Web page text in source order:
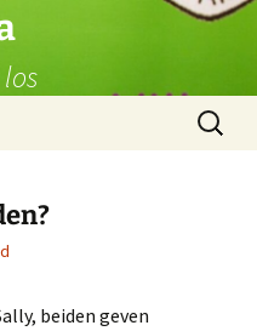
Zoeken
naar:
beiden geven